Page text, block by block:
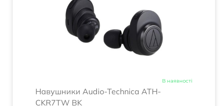
В наявності
Навушники Audio-Technica ATH-
CKR7TW BK